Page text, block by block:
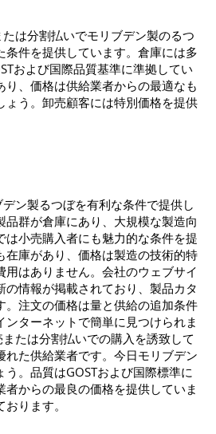
たは分割払いでモリブデン製のるつ
条件を提供しています。倉庫には多
および国際品質基準に準拠してい
り、価格は供給業者からの最適なも
ょう。卸売顧客には特別価格を提供
ン製るつぼを有利な条件で提供し
品群が倉庫にあり、大規模な製造向
は小売購入者にも魅力的な条件を提
在庫があり、価格は製造の技術的特
用はありません。会社のウェブサイ
の情報が掲載されており、製品カタ
。注文の価格は量と供給の追加条件
ンターネットで簡単に見つけられま
たは分割払いでの購入を誘致して
れた供給業者です。今日モリブデン
。品質はGOSTおよび国際標準に
からの最良の価格を提供していま
ります。